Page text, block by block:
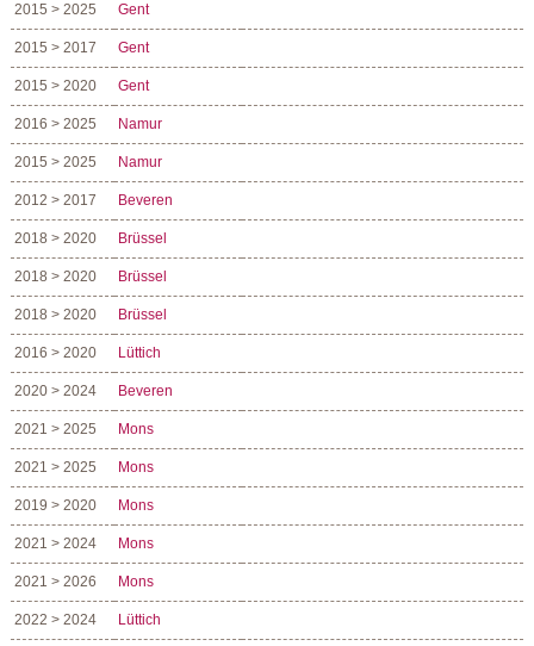
2015 > 2025 Gent
2015 > 2017 Gent
2015 > 2020 Gent
2016 > 2025 Namur
2015 > 2025 Namur
2012 > 2017 Beveren
2018 > 2020 Brüssel
2018 > 2020 Brüssel
2018 > 2020 Brüssel
2016 > 2020 Lüttich
2020 > 2024 Beveren
2021 > 2025 Mons
2021 > 2025 Mons
2019 > 2020 Mons
2021 > 2024 Mons
2021 > 2026 Mons
2022 > 2024 Lüttich